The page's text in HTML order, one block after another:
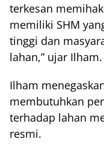
terkesan
memiliki SHM
tinggi dan
lahan,” ujar Ilham.
Ilham
membutuhkan
terhadap lahan
resmi.